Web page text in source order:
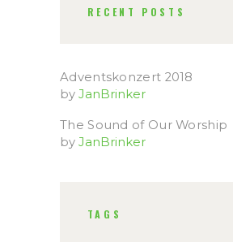
RECENT POSTS
Adventskonzert 2018
by JanBrinker
The Sound of Our Worship
by JanBrinker
TAGS